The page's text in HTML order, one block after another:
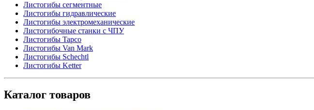
Листогибы сегментные
Листогибы гидравлические
Листогибы электромеханические
Листогибочные станки с ЧПУ
Листогибы Tapco
Листогибы Van Mark
Листогибы Schechtl
Листогибы Ketter
Каталог товаров